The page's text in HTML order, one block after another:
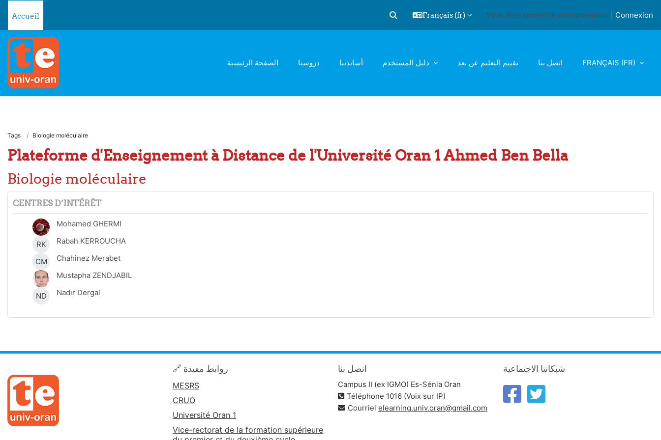
Accueil
Activer/désactiver la saisie de recherche
Français ‎(fr)‎ Vous êtes connecté anonymement Connexion
الصفحة الرئيسية دروسنا أساتذتنا تقييم التعليم عن بعد اتصل بنا FRANÇAIS ‎(FR)‎
Tags Biologie moléculaire
Plateforme d'Enseignement à Distance de l'Université Oran 1 Ahmed Ben Bella
Biologie moléculaire
CENTRES D’INTÉRÊT
Mohamed GHERMI
RK Rabah KERROUCHA
CM
Chahinez Merabet
Mustapha ZENDJABIL
ND Nadir Dergal
🔗 روابط مفيدة
MESRS
CRUO
Université Oran 1
Vice-rectorat de la formation supérieure
اتصل بنا
Campus II (ex IGMO) Es-Sénia Oran
Téléphone 1016 (Voix sur IP)
Courriel elearning.univ.oran@gmail.com
شبكاتنا الاجتماعية